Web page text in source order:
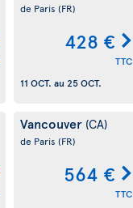
de Paris (FR)
428 €
TTC
11 OCT. au 25 OCT.
Vancouver (CA)
de Paris (FR)
564 €
TTC